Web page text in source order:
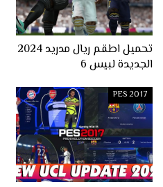
تحميل اطقم ريال مدريد 2024
الجديدة لبيس 6
PES 2017